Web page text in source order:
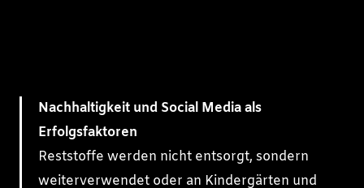
Nachhaltigkeit und Social Media als
Erfolgsfaktoren
Reststoffe werden nicht entsorgt, sondern
weiterverwendet oder an Kindergärten und